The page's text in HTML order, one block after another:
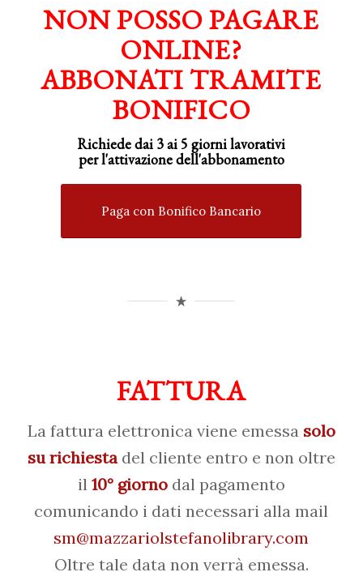
NON POSSO PAGARE
ONLINE?
ABBONATI TRAMITE
BONIFICO
Richiede dai 3 ai 5 giorni lavorativi
perl'attivazionedell'abbonamento
Paga con Bonifico Bancario
FATTURA
La fattura elettronica viene emessasolo
su richiestadel cliente entro e non oltre
il 10° giornodal pagamento
comunicando i dati necessari alla mail
sm@mazzariolstefanolibrary.com
Oltre tale data non verrà emessa.